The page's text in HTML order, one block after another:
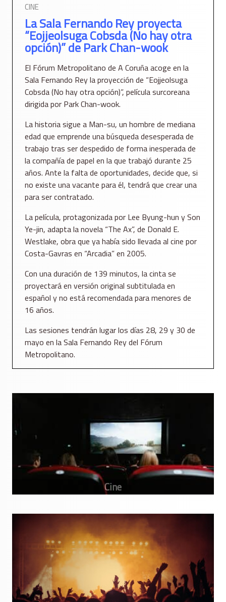
CINE
La Sala Fernando Rey proyecta
“Eojjeolsuga Cobsda (No hay otra
opción)” de Park Chan-wook
El Fórum Metropolitano de A Coruña acoge en la
Sala Fernando Rey la proyección de “Eojjeolsuga
Cobsda (No hay otra opción)”, película surcoreana
dirigida por Park Chan-wook.
La historia sigue a Man-su, un hombre de mediana
edad que emprende una búsqueda desesperada de
trabajo tras ser despedido de forma inesperada de
la compañía de papel en la que trabajó durante 25
años. Ante la falta de oportunidades, decide que, si
no existe una vacante para él, tendrá que crear una
para ser contratado.
La película, protagonizada por Lee Byung-hun y Son
Ye-jin, adapta la novela “The Ax”, de Donald E.
Westlake, obra que ya había sido llevada al cine por
Costa-Gavras en “Arcadia” en 2005.
Con una duración de 139 minutos, la cinta se
proyectará en versión original subtitulada en
español y no está recomendada para menores de
16 años.
Las sesiones tendrán lugar los días 28, 29 y 30 de
mayo en la Sala Fernando Rey del Fórum
Metropolitano.